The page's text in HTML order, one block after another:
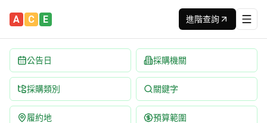
A C E 進階查詢
公告日 採購機關
採購類別 關鍵字
履約地 預算範圍